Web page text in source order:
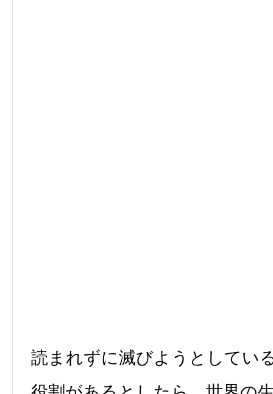
読まれずに滅びようとしてい